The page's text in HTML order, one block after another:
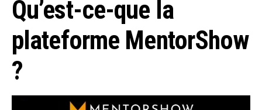
Qu’est-ce-que la
plateforme MentorShow
?